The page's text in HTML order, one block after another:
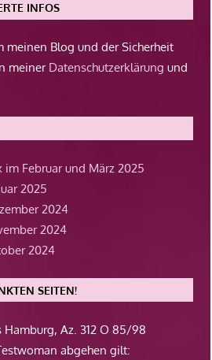
INFOS
meinen Blog und der Sicherheit
meiner Datenschutzerklärung und
im Februar und März 2025
2025
2024
2024
2024
SEITEN!
Az. 312 O 85/98
abgehen gilt: